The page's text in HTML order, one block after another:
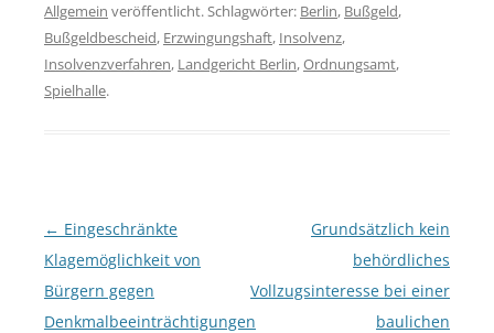
Allgemein veröffentlicht. Schlagwörter: Berlin, Bußgeld,
Bußgeldbescheid, Erzwingungshaft, Insolvenz,
Insolvenzverfahren, Landgericht Berlin,Ordnungsamt,
Spielhalle.
Beitragsnavigation
← Eingeschränkte
Klagemöglichkeit von
Bürgern gegen
Denkmalbeeinträchtigungen
Grundsätzlich kein
behördliches
Vollzugsinteresse bei einer
baulichen